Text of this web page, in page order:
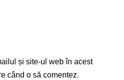
și site-ul web în acest
când o să comentez.